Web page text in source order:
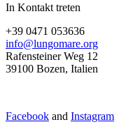
In Kontakt treten
+39 0471 053636
info@lungomare.org
Rafensteiner Weg 12
39100 Bozen, Italien
Facebook and Instagram